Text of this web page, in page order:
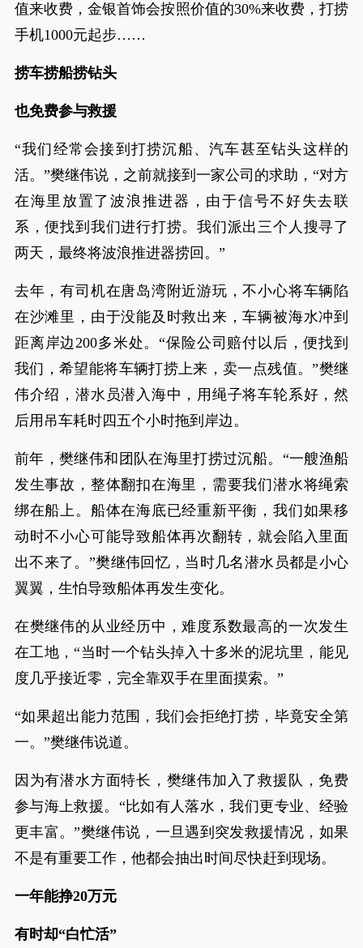
值来收费，金银首饰会按照价值的30%来收费，打捞
手机1000元起步……
捞车捞船捞钻头
也免费参与救援
“我们经常会接到打捞沉船、汽车甚至钻头这样的
活。”樊继伟说，之前就接到一家公司的求助，“对方
在海里放置了波浪推进器，由于信号不好失去联
系，便找到我们进行打捞。我们派出三个人搜寻了
两天，最终将波浪推进器捞回。”
去年，有司机在唐岛湾附近游玩，不小心将车辆陷
在沙滩里，由于没能及时救出来，车辆被海水冲到
距离岸边200多米处。“保险公司赔付以后，便找到
我们，希望能将车辆打捞上来，卖一点残值。”樊继
伟介绍，潜水员潜入海中，用绳子将车轮系好，然
后用吊车耗时四五个小时拖到岸边。
前年，樊继伟和团队在海里打捞过沉船。“一艘渔船
发生事故，整体翻扣在海里，需要我们潜水将绳索
绑在船上。船体在海底已经重新平衡，我们如果移
动时不小心可能导致船体再次翻转，就会陷入里面
出不来了。”樊继伟回忆，当时几名潜水员都是小心
翼翼，生怕导致船体再发生变化。
在樊继伟的从业经历中，难度系数最高的一次发生
在工地，“当时一个钻头掉入十多米的泥坑里，能见
度几乎接近零，完全靠双手在里面摸索。”
“如果超出能力范围，我们会拒绝打捞，毕竟安全第
一。”樊继伟说道。
因为有潜水方面特长，樊继伟加入了救援队，免费
参与海上救援。“比如有人落水，我们更专业、经验
更丰富。”樊继伟说，一旦遇到突发救援情况，如果
不是有重要工作，他都会抽出时间尽快赶到现场。
一年能挣20万元
有时却“白忙活”